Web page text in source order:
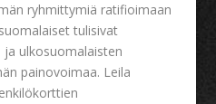
ryhmittymiä ratifioimaan
tulisivat
ulkosuomalaisten
painovoimaa. Leila